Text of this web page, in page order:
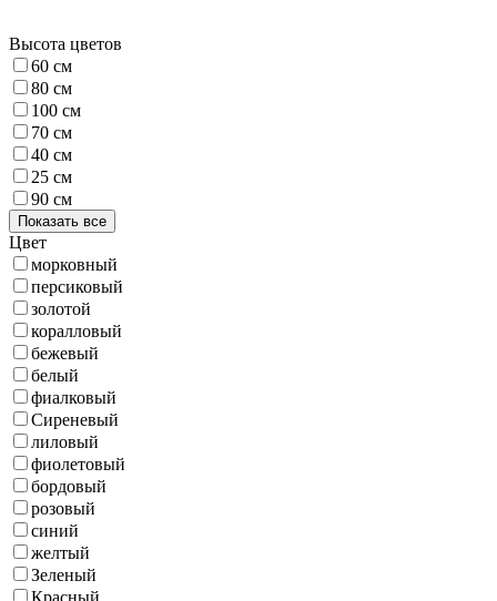
Высота цветов
60 см
80 см
100 см
70 см
40 см
25 см
90 см
Показать все
Цвет
морковный
персиковый
золотой
коралловый
бежевый
белый
фиалковый
Сиреневый
лиловый
фиолетовый
бордовый
розовый
синий
желтый
Зеленый
Красный